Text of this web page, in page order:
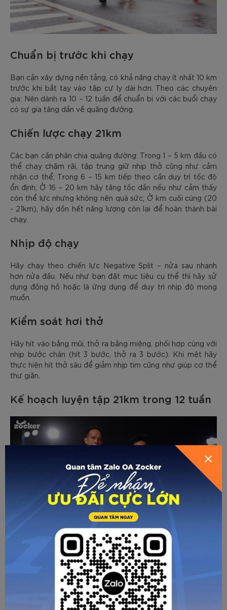
Chuẩn bị trước khi chạy
Bạn cần xây dựng nền tảng, có khả năng chạy ít nhất 10 km
trước khi bắt tay vào tập cự ly dài hơn. Theo các chuyên
gia: Nên dành ra 10 – 12 tuần để chuẩn bị với các buổi chạy
có sự gia tăng dần về quãng đường.
Chiến lược chạy 21km
Các bạn cần phân chia quãng đường: Trong 1 – 5 km đầu có
thể chạy chậm rãi, tập trung giữ nhịp thở cũng như cảm
nhận cơ thể; Trong 6 – 15 km tiếp theo cần duy trì tốc độ
ổn định; Ở 16 – 20 km hãy tăng tốc dần nếu như cảm thấy
còn thể lực nhưng không nên quá sức; Ở km cuối cùng (20
- 21km), hãy dồn hết năng lượng còn lại để hoàn thành bài
chạy.
Nhịp độ chạy
Hãy chạy theo chiến lực Negative Split – nửa sau nhanh
hơn nửa đầu. Nếu như bạn đặt mục tiêu cụ thể thì hãy sử
dụng đồng hồ hoặc là ứng dụng để duy trì nhịp độ mong
muốn.
Kiểm soát hơi thở
Hãy hít vào bằng mũi, thở ra bằng miệng, phối hợp cùng với
nhịp bước chân (hít 3 bước, thở ra 3 bước). Khi mệt hãy
thực hiện hít thở sâu để giảm nhịp tim cũng như giúp cơ thể
thư giãn.
Kế hoạch luyện tập 21km trong 12 tuần
- Tuần 1 - 4: Là thời gian xây dựng nền tảng, các bạn hãy
chạy 3 – 4 buổi/tuần, mỗi buổi 5 – 10 km. Có 1 buổi chạy dài
10 – 12 km/tuần với tốc độ chậm hơn so với bình thường.
- Tuần 5 – 8: Là thời gian tăng sức bền, hãy tăng dần quãng
đường chạy dài lên 12 – 18 km. Nên kết hợp với chạy